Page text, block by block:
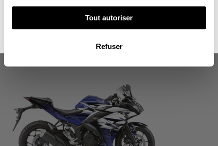
Tout autoriser
Refuser
KIT DÉCO MOTO MISSION YAMAHA
POUR UN PROCHE